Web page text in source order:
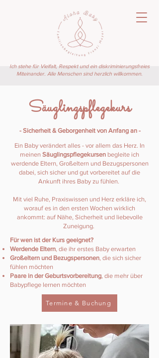
Ich stehe für Vielfalt, Respekt und ein diskriminierungsfreies
Miteinander. Alle Menschen sind herzlich willkommen.
Säuglingspflegekurs
- Sicherheit & Geborgenheit von Anfang an -
Ein Baby verändert alles - vor allem das Herz. In
meinen Säuglingspflegekursen begleite ich
werdende Eltern, Großeltern und Bezugspersonen
dabei, sich sicher und gut vorbereitet auf die
Ankunft ihres Baby zu fühlen.
Mit viel Ruhe, Praxiswissen und Herz erkläre ich,
worauf es in den ersten Wochen wirklich
ankommt: auf Nähe, Sicherheit und liebevolle
Zuneigung.
Für wen ist der Kurs geeignet?​​
Werdende Eltern, die ihr erstes Baby erwarten
Großeltern und Bezugspersonen, die sich sicher
fühlen möchten
Paare in der Geburtsvorbereitung, die mehr über
Babypflege lernen möchten
Termine & Buchung